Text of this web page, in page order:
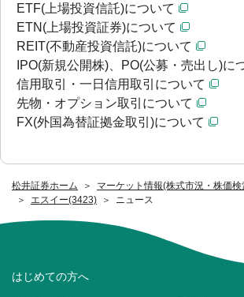
松井証券ホーム
マーケット情報(株式市況・株価検
エスイー(3423)
ニュース
ETF(上場投資信託)について
ETN(上場投資証券)について
REIT(不動産投資信託)について
IPO(新規公開株)、PO(公募・売出し)に
信用取引・一日信用取引について
先物・オプション取引について
FX(外国為替証拠金取引)について
はじめての方へ